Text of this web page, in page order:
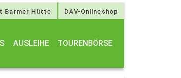
Barmer Hütte DAV-Onlineshop
AUSLEIHE TOURENBÖRSE